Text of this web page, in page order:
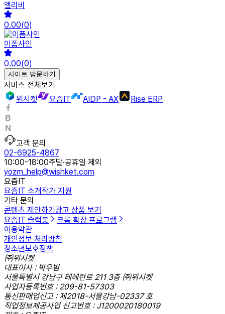
앨리비
0.00(0)
이폼사인
0.00(0)
사이트 방문하기
서비스 전체보기
위시켓
요즘IT AIDP - AX Rise ERP
고객 문의
02-6925-4867
10:00-18:00주말·공휴일 제외
yozm_help@wishket.com
요즘IT
요즘IT 소개작가 지원
기타 문의
콘텐츠 제안하기광고 상품 보기
요즘IT 슬랙봇
크롬 확장 프로그램
이용약관
개인정보 처리방침
청소년보호정책
㈜위시켓
대표이사 : 박우범
서울특별시 강남구 테헤란로 211 3층 ㈜위시켓
사업자등록번호 : 209-81-57303
통신판매업신고 : 제2018-서울강남-02337 호
직업정보제공사업 신고번호 : J1200020180019